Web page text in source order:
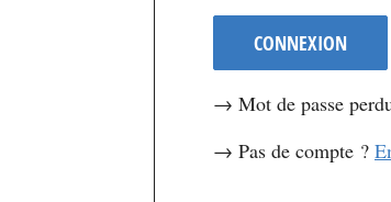
CONNEXION
→ Mot de passe
→ Pas de compte ?